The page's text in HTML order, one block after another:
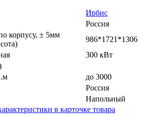
Ирбис
Россия
корпусу, ± 5мм
986*1721*1306
300 кВт
до 3000
Россия
Напольный
в карточке товара